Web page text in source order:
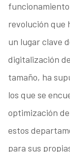
revolución que
un lugar clave
digitalización
tamaño, ha
los que se
optimización
estos
para sus